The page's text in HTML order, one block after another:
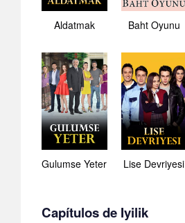
Aldatmak Baht Oyunu
Gulumse Yeter Lise Devriyesi
Capítulos de Iyilik